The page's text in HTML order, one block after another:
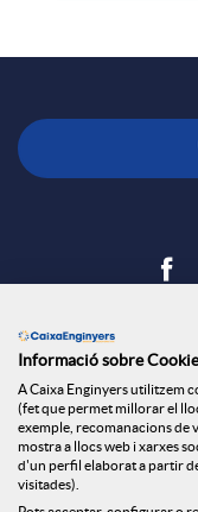
Informació sobre
A Caixa Enginyers utilitzem
(fet que permet millorar el
exemple, recomanacions de
mostra a llocs web i xarxes
d'un perfil elaborat a partir
visitades).